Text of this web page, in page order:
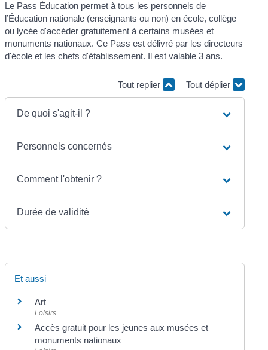
Le Pass Éducation permet à tous les personnels de
l’Éducation nationale (enseignants ou non) en école, collège
ou lycée d'accéder gratuitement à certains musées et
monuments nationaux. Ce Pass est délivré par les directeurs
d'école et les chefs d'établissement. Il est valable 3 ans.
Tout replier Tout déplier
De quoi s'agit-il ?
Personnels concernés
Comment l'obtenir ?
Durée de validité
Et aussi
Art
Loisirs
Accès gratuit pour les jeunes aux musées et
monuments nationaux